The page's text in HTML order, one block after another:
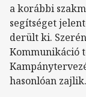
a korábbi
segítséget
derült ki.
Kommunikáció
hasonlóan zajlik.